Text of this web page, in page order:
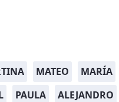
MATEO
MARÍA
PAULA ALEJANDRO